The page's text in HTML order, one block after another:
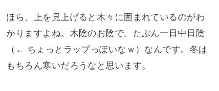
ほら、上を見上げると木々に囲まれているのがわ
かりますよね。木陰のお陰で、たぶん一日中日陰
（← ちょっとラップっぽいなｗ）なんです。冬は
もちろん寒いだろうなと思います。